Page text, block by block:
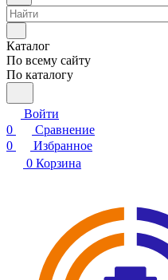
Каталог
По всему сайту
По каталогу
Войти
0
Сравнение
0
Избранное
0 Корзина